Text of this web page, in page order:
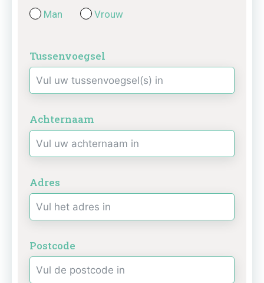
Man Vrouw
Tussenvoegsel
Achternaam
Adres
Postcode